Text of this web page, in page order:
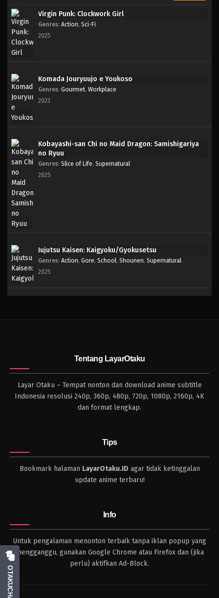
Virgin Punk: Clockwork Girl
Genres: Action, Sci-Fi
2025
Komada Jouryuujo e Youkoso
Genres: Gourmet, Workplace
2023
Kobayashi-san Chi no Maid Dragon: Samishigariya
no Ryuu
Genres: Slice of Life, Supernatural
2025
Jujutsu Kaisen: Kaigyoku/Gyokusetsu
Genres: Action, Gore, School, Shounen, Supernatural
2025
Tentang LayarOtaku
Layar Otaku – Tempat nonton dan download anime subtitle
Indonesia resolusi 240p, 360p, 480p, 720p, 1080p, 2160p, 4K
dan format lengkap.
Tips
Bookmark halaman LayarOtaku.ID agar tidak ketinggalan
update anime terbaru!
Info
Untuk pengalaman menonton terbaik tanpa iklan popup yang
mengganggu, gunakan Google Chrome atau Firefox dan (jika
perlu) aktifkan Ad-Block.
OTAKUCHAT